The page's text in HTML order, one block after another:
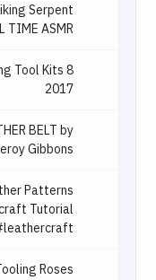
Serpent
TIME ASMR
Tool Kits
2017
BELT by
Gibbons
Patterns
Tutorial
Roses